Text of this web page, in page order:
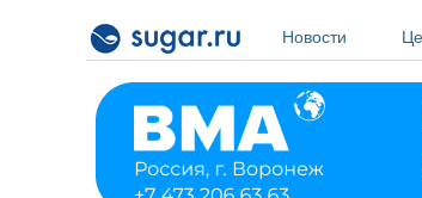
Новости